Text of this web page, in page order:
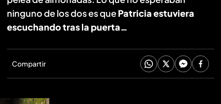
ninguno de los dos es quePatricia estuviera
escuchando tras la puerta…
Compartir